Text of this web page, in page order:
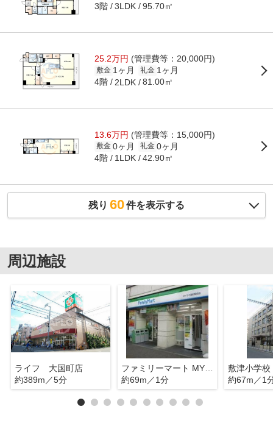
3階 3LDK 95.70㎡
25.2万円 (管理費等：20,000円)
敷金 1ヶ月 礼金 1ヶ月
4階 2LDK 81.00㎡
13.6万円 (管理費等：15,000円)
敷金 0ヶ月 礼金 0ヶ月
4階 1LDK 42.90㎡
残り 60件を表示する
周辺施設
ライフ 大国町店
約389m／5分
ファミリーマート MYS大国町駅前店
約69m／1分
敷津小学校
約67m／1